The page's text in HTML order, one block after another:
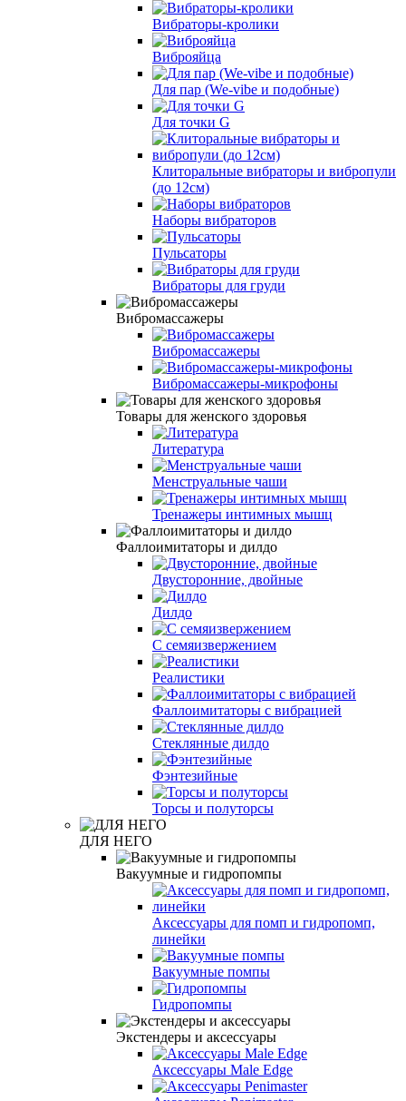
Вибраторы-кролики
Виброяйца
Для пар (We-vibe и подобные)
Для точки G
Клиторальные вибраторы и вибропули
(до 12см)
Наборы вибраторов
Пульсаторы
Вибраторы для груди
Вибромассажеры
Вибромассажеры
Вибромассажеры-микрофоны
Товары для женского здоровья
Литература
Менструальные чаши
Тренажеры интимных мышц
Фаллоимитаторы и дилдо
Двусторонние, двойные
Дилдо
С семяизвержением
Реалистики
Фаллоимитаторы с вибрацией
Стеклянные дилдо
Фэнтезийные
Торсы и полуторсы
ДЛЯ НЕГО
Вакуумные и гидропомпы
Аксессуары для помп и гидропомп,
линейки
Вакуумные помпы
Гидропомпы
Экстендеры и аксессуары
Аксессуары Male Edge